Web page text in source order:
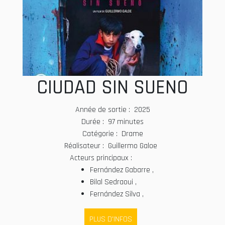
CIUDAD SIN SUENO
Année de sortie : 2025
Durée : 97 minutes
Catégorie : Drame
Réalisateur : Guillermo Galoe
Acteurs principaux :
Fernández Gabarre ,
Bilal Sedraoui ,
Fernández Silva ,
PLUS D'INFOS